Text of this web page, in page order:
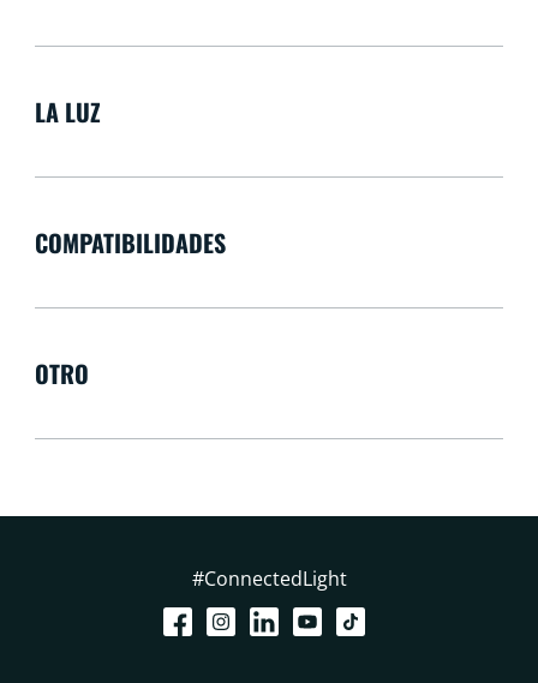
LA LUZ
COMPATIBILIDADES
OTRO
#ConnectedLight